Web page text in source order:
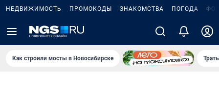
НЕДВИЖИМОСТЬ ПРОМОКОДЫ ЗНАКОМСТВА ПОГОДА
Как строили мосты в Новосибирске